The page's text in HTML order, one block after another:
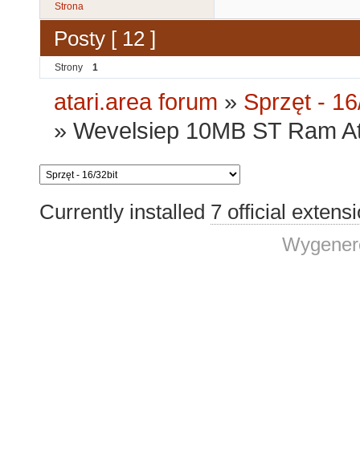
Strona
Posty [ 12 ]
Strony 1
atari.area forum » Sprzęt -
»Wevelsiep 10MB ST Ram
Currently installed 7 official